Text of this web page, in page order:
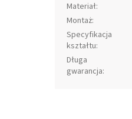
Materiał:
Montaż:
Specyfikacja
kształtu:
Długa
gwarancja: